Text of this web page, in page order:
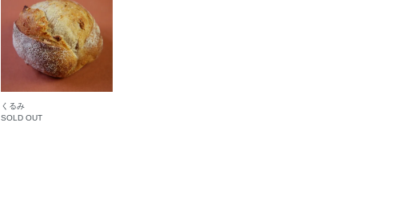
くるみ
SOLD OUT